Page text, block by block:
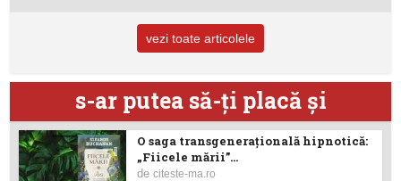
vezi toate articolele
s-ar putea să-ţi placă şi
O saga transgenerațională hipnotică:
„Fiicele mării”...
deciteste-ma.ro